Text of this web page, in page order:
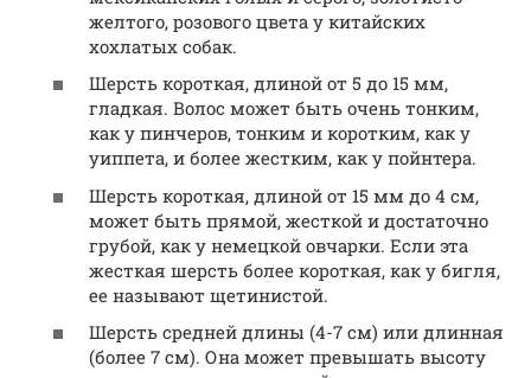
желтого, розового цвета у китайских
хохлатых собак.
Шерсть короткая, длиной от 5 до 15 мм,
гладкая. Волос может быть очень тонким,
как у пинчеров, тонким и коротким, как у
уиппета, и более жестким, как у пойнтера.
Шерсть короткая, длиной от 15 мм до 4 см,
может быть прямой, жесткой и достаточно
грубой, как у немецкой овчарки. Если эта
жесткая шерсть более короткая, как у бигля,
ее называют щетинистой.
Шерсть средней длины (4-7 см) или длинная
(более 7 см). Она может превышать высоту